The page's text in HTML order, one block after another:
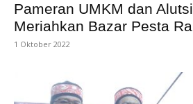
Pameran UMKM dan
Meriahkan Bazar Pesta
1 Oktober 2022